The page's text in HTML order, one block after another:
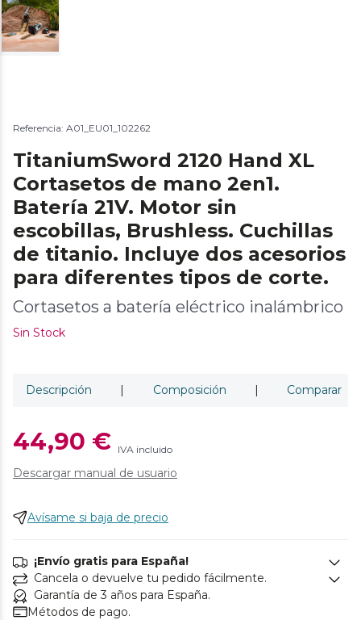
Referencia: A01_EU01_102262
TitaniumSword 2120 Hand XL
Cortasetos de mano 2en1.
Batería 21V. Motor sin
escobillas, Brushless. Cuchillas
de titanio. Incluye dos acesorios
para diferentes tipos de corte.
Cortasetos a batería eléctrico inalámbrico
Sin Stock
Descripción | Composición | Comparar
44,90 € IVA incluido
Descargar manual de usuario
Avísame si baja de precio
¡Envío gratis para España!
Cancela o devuelve tu pedido fácilmente.
Garantía de 3 años para España.
Métodos de pago.